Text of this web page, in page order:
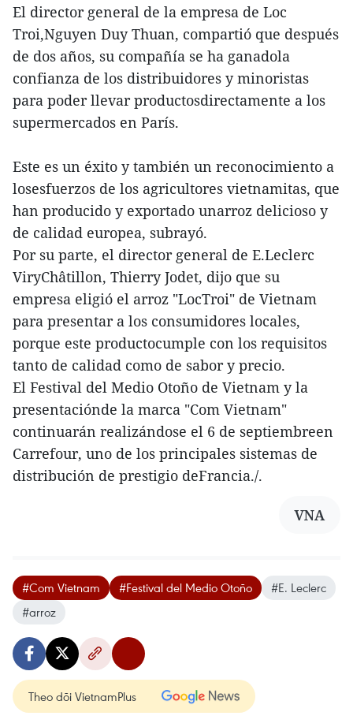
El director general de la empresa de Loc
Troi,Nguyen Duy Thuan, compartió que después
de dos años, su compañía se ha ganadola
confianza de los distribuidores y minoristas
para poder llevar productosdirectamente a los
supermercados en París.
Este es un éxito y también un reconocimiento a
losesfuerzos de los agricultores vietnamitas, que
han producido y exportado unarroz delicioso y
de calidad europea, subrayó.
Por su parte, el director general de E.Leclerc
ViryChâtillon, Thierry Jodet, dijo que su
empresa eligió el arroz "LocTroi" de Vietnam
para presentar a los consumidores locales,
porque este productocumple con los requisitos
tanto de calidad como de sabor y precio.
El Festival del Medio Otoño de Vietnam y la
presentaciónde la marca "Com Vietnam"
continuarán realizándose el 6 de septiembreen
Carrefour, uno de los principales sistemas de
distribución de prestigio deFrancia./.
VNA
#Com Vietnam #Festival del Medio Otoño
#E. Leclerc
#arroz
Theo dõi VietnamPlus